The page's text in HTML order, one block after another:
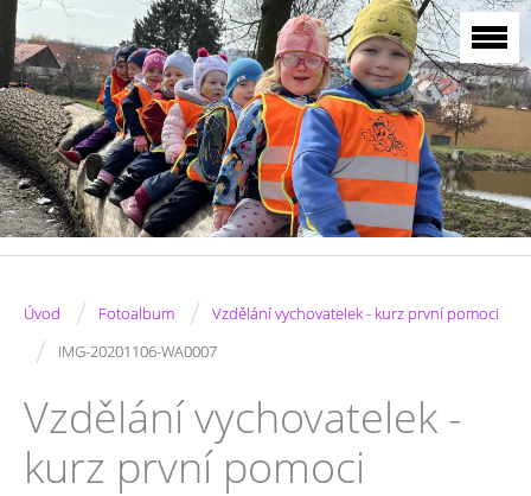
Úvod / Fotoalbum / Vzdělání vychovatelek - kurz první pomoci
/ IMG-20201106-WA0007
Vzdělání vychovatelek -
kurz první pomoci